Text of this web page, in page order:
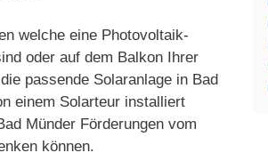
welche eine Photovoltaik-
oder auf dem Balkon Ihrer
passende Solaranlage in Bad
einem Solarteur installiert
Münder Förderungen vom
können.